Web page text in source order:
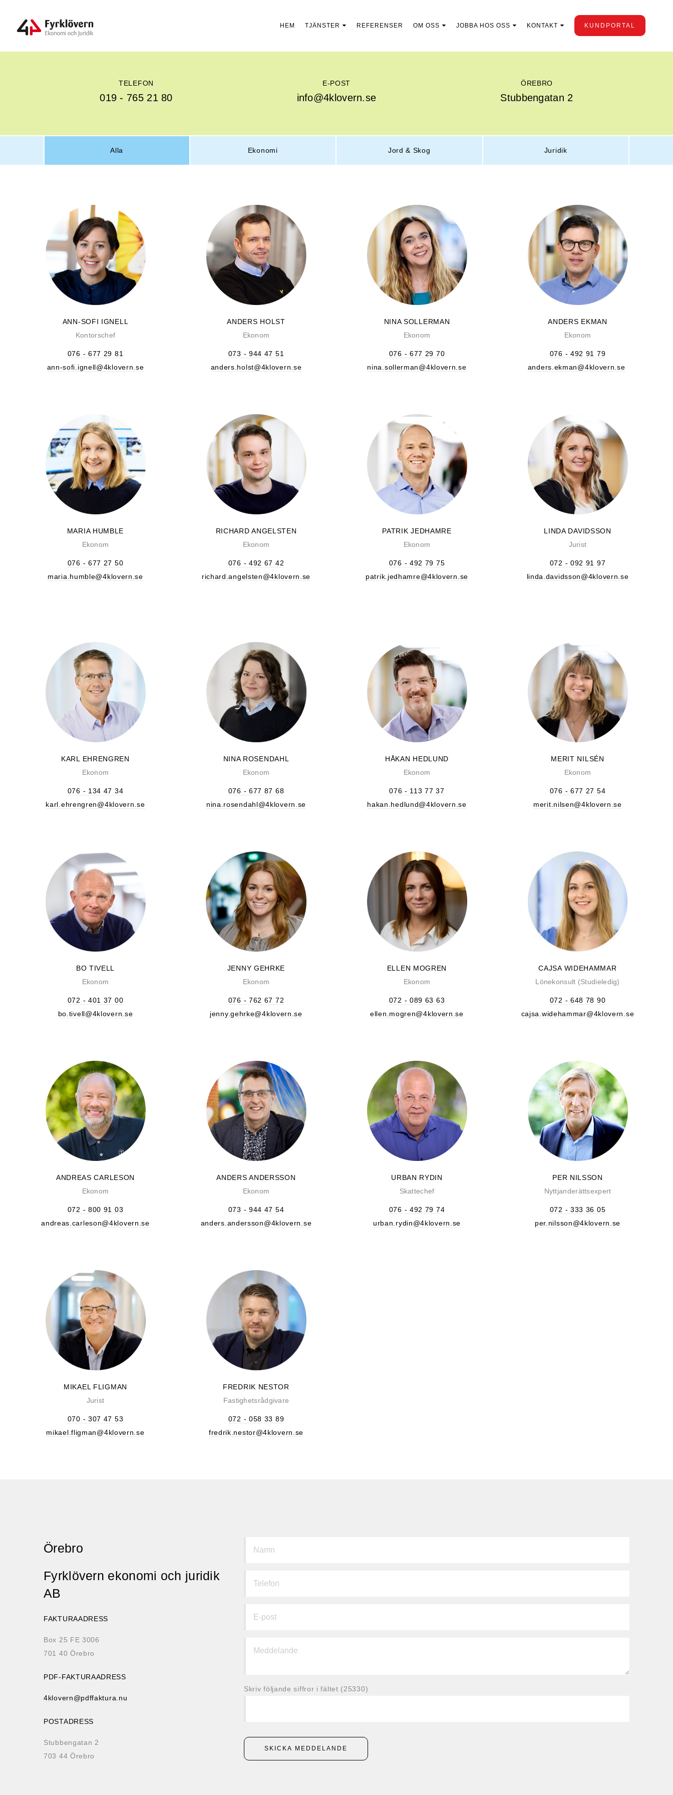
HEM TJÄNSTER REFERENSER OM OSS JOBBA HOS OSS KONTAKT KUNDPORTAL
TELEFON
019 - 765 21 80
E-POST
info@4klovern.se
ÖREBRO
Stubbengatan 2
Alla Ekonomi Jord & Skog Juridik
ANN-SOFI IGNELL
Kontorschef
076 - 677 29 81
ann-sofi.ignell@4klovern.se
ANDERS HOLST
Ekonom
073 - 944 47 51
anders.holst@4klovern.se
NINA SOLLERMAN
Ekonom
076 - 677 29 70
nina.sollerman@4klovern.se
ANDERS EKMAN
Ekonom
076 - 492 91 79
anders.ekman@4klovern.se
MARIA HUMBLE
Ekonom
076 - 677 27 50
maria.humble@4klovern.se
RICHARD ANGELSTEN
Ekonom
076 - 492 67 42
richard.angelsten@4klovern.se
PATRIK JEDHAMRE
Ekonom
076 - 492 79 75
patrik.jedhamre@4klovern.se
LINDA DAVIDSSON
Jurist
072 - 092 91 97
linda.davidsson@4klovern.se
KARL EHRENGREN
Ekonom
076 - 134 47 34
karl.ehrengren@4klovern.se
NINA ROSENDAHL
Ekonom
076 - 677 87 68
nina.rosendahl@4klovern.se
HÅKAN HEDLUND
Ekonom
076 - 113 77 37
hakan.hedlund@4klovern.se
MERIT NILSÉN
Ekonom
076 - 677 27 54
merit.nilsen@4klovern.se
BO TIVELL
Ekonom
072 - 401 37 00
bo.tivell@4klovern.se
JENNY GEHRKE
Ekonom
076 - 762 67 72
jenny.gehrke@4klovern.se
ELLEN MOGREN
Ekonom
072 - 089 63 63
ellen.mogren@4klovern.se
CAJSA WIDEHAMMAR
Lönekonsult (Studieledig)
072 - 648 78 90
cajsa.widehammar@4klovern.se
ANDREAS CARLESON
Ekonom
072 - 800 91 03
andreas.carleson@4klovern.se
ANDERS ANDERSSON
Ekonom
073 - 944 47 54
anders.andersson@4klovern.se
URBAN RYDIN
Skattechef
076 - 492 79 74
urban.rydin@4klovern.se
PER NILSSON
Nyttjanderättsexpert
072 - 333 36 05
per.nilsson@4klovern.se
MIKAEL FLIGMAN
Jurist
070 - 307 47 53
mikael.fligman@4klovern.se
FREDRIK NESTOR
Fastighetsrådgivare
072 - 058 33 89
fredrik.nestor@4klovern.se
Örebro
Fyrklövern ekonomi och juridik
AB
FAKTURAADRESS
Box 25 FE 3006
701 40 Örebro
PDF-FAKTURAADRESS
4klovern@pdffaktura.nu
POSTADRESS
Stubbengatan 2
703 44 Örebro
Skriv följande siffror i fältet (25330)
SKICKA MEDDELANDE